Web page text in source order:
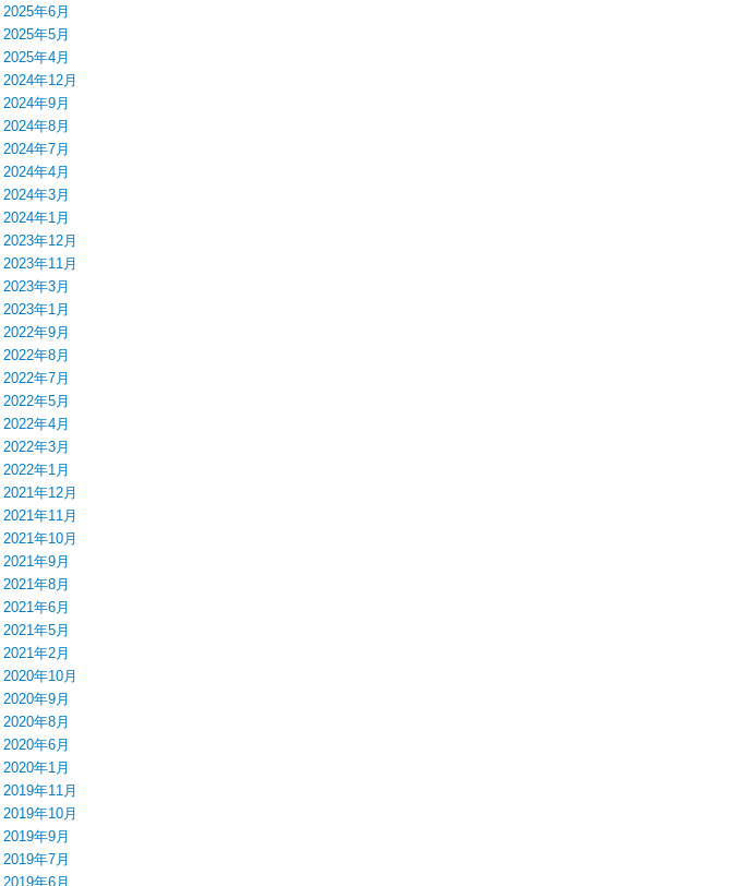
2025年6月
2025年5月
2025年4月
2024年12月
2024年9月
2024年8月
2024年7月
2024年4月
2024年3月
2024年1月
2023年12月
2023年11月
2023年3月
2023年1月
2022年9月
2022年8月
2022年7月
2022年5月
2022年4月
2022年3月
2022年1月
2021年12月
2021年11月
2021年10月
2021年9月
2021年8月
2021年6月
2021年5月
2021年2月
2020年10月
2020年9月
2020年8月
2020年6月
2020年1月
2019年11月
2019年10月
2019年9月
2019年7月
2019年6月